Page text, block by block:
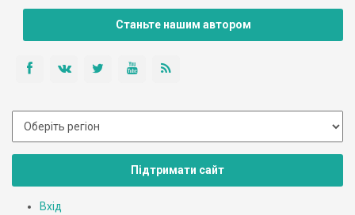
Станьте нашим автором
Підтримати сайт
Вхід